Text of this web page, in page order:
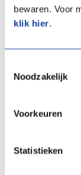
bewaren. Voor
klik hier.
Noodzakelijk
Voorkeuren
Statistieken
Zoekt u